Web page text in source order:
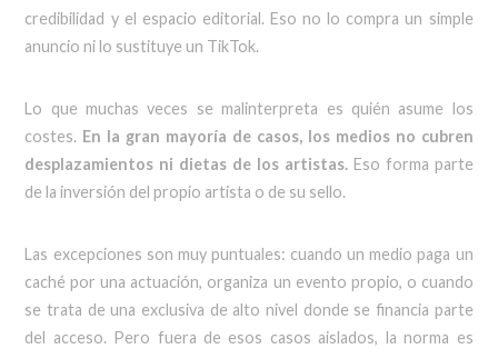
credibilidad y el espacio editorial. Eso no lo compra un simple
anuncio ni lo sustituye un TikTok.
Lo que muchas veces se malinterpreta es quién asume los
costes. En la gran mayoría de casos, los medios no cubren
desplazamientos ni dietas de los artistas.Eso forma parte
de la inversión del propio artista o de su sello.
Las excepciones son muy puntuales: cuando un medio paga un
caché por una actuación, organiza un evento propio, o cuando
se trata de una exclusiva de alto nivel donde se financia parte
del acceso. Pero fuera de esos casos aislados, la norma es